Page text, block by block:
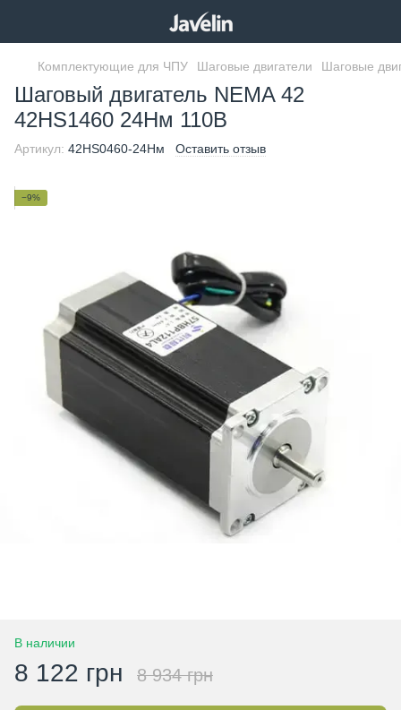
Комплектующие для ЧПУ Шаговые двигатели Шаговые
Шаговый двигатель NEMA 42
42HS1460 24Нм 110В
Артикул: 42HS0460-24Нм Оставить отзыв
−9%
В наличии
8 122 грн 8 934 грн